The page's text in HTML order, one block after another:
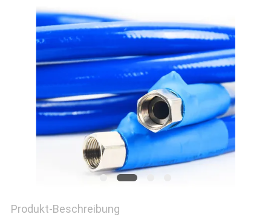
ZITAT
SITEMAP
PRIVACY
POLICY
Produkt-Beschreibung